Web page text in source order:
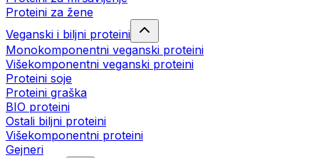
Proteini za žene
Veganski i biljni proteini
Monokomponentni veganski proteini
Višekomponentni veganski proteini
Proteini soje
Proteini graška
BIO proteini
Ostali biljni proteini
Višekomponentni proteini
Gejneri